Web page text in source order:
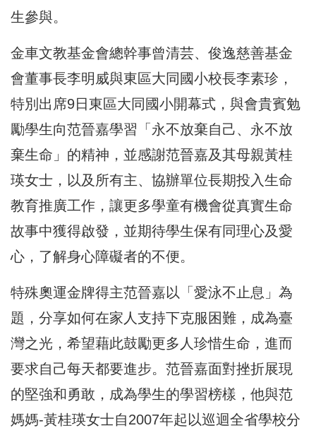
生參與。
金車文教基金會總幹事曾清芸、俊逸慈善基金
會董事長李明威與東區大同國小校長李素珍，
特別出席9日東區大同國小開幕式，與會貴賓勉
勵學生向范晉嘉學習「永不放棄自己、永不放
棄生命」的精神，並感謝范晉嘉及其母親黃桂
瑛女士，以及所有主、協辦單位長期投入生命
教育推廣工作，讓更多學童有機會從真實生命
故事中獲得啟發，並期待學生保有同理心及愛
心，了解身心障礙者的不便。
特殊奧運金牌得主范晉嘉以「愛泳不止息」為
題，分享如何在家人支持下克服困難，成為臺
灣之光，希望藉此鼓勵更多人珍惜生命，進而
要求自己每天都要進步。范晉嘉面對挫折展現
的堅強和勇敢，成為學生的學習榜樣，他與范
媽媽-黃桂瑛女士自2007年起以巡迴全省學校分